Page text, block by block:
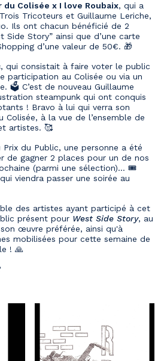
Colisée x I love Roubaix, qui a
Tricoteurs et Guillaume Leriche,
Ils ont chacun bénéficié de 2
Side Story” ainsi que d’une carte
d’une valeur de 50€. 🎁
, qui consistait à faire voter le public
participation au Colisée ou via un
🗳️ C’est de nouveau Guillaume
steampunk qui ont conquis
! Bravo à lui qui verra son
Colisée, à la vue de l’ensemble de
artistes. 🥰
du Public, une personne a été
de gagner 2 places pour un de nos
(parmi une sélection)… 🎟️
viendra passer une soirée au
des artistes ayant participé à cet
présent pour West Side Story, au
œuvre préférée, ainsi qu'à
mobilisées pour cette semaine de
! 🙏